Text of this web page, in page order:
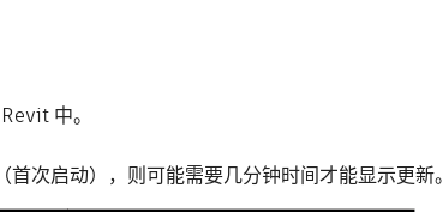
中。
次启动），则可能需要几分钟时间才能显示更新。